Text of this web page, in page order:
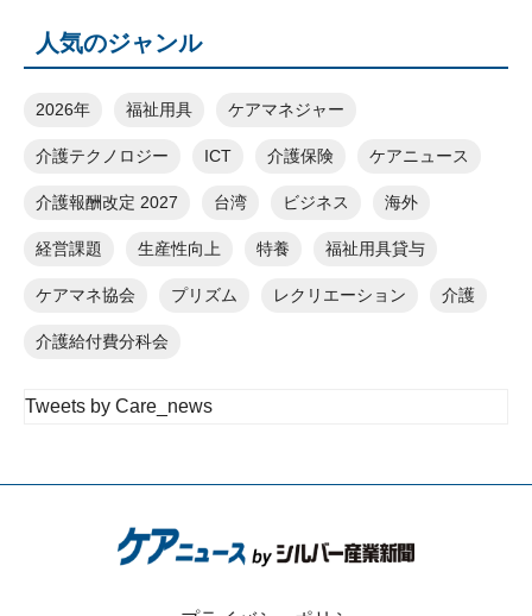
人気のジャンル
2026年 福祉用具 ケアマネジャー
介護テクノロジー ICT 介護保険 ケアニュース
介護報酬改定 2027 台湾 ビジネス 海外
経営課題 生産性向上 特養 福祉用具貸与
ケアマネ協会 プリズム レクリエーション 介護
介護給付費分科会
Tweets by Care_news